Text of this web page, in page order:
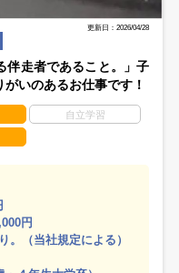
更新日：2026/04/28
伴走者であること。」子
いのあるお仕事です！
自立学習
円
。（当社規定による）